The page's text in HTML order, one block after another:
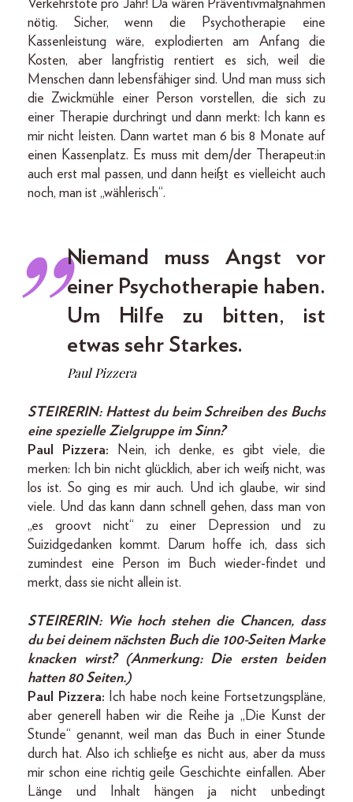
Verkehrstote pro Jahr! Da wären Präventivmaßnahmen
nötig. Sicher, wenn die Psychotherapie eine
Kassenleistung wäre, explodierten am Anfang die
Kosten, aber langfristig rentiert es sich, weil die
Menschen dann lebensfähiger sind. Und man muss sich
die Zwickmühle einer Person vorstellen, die sich zu
einer Therapie durchringt und dann merkt: Ich kann es
mir nicht leisten. Dann wartet man 6 bis 8 Monate auf
einen Kassenplatz. Es muss mit dem/der Therapeut:in
auch erst mal passen, und dann heißt es vielleicht auch
noch, man ist „wählerisch“.
Niemand muss Angst vor
einer Psychotherapie haben.
Um Hilfe zu bitten, ist
etwas sehr Starkes.
Paul Pizzera
STEIRERIN: Hattest du beim Schreiben des Buchs
eine spezielle Zielgruppe im Sinn?
Paul Pizzera:
Nein, ich denke, es gibt viele, die
merken: Ich bin nicht glücklich, aber ich weiß nicht, was
los ist. So ging es mir auch. Und ich glaube, wir sind
viele. Und das kann dann schnell gehen, dass man von
„es groovt nicht“ zu einer Depression und zu
Suizidgedanken kommt. Darum hoffe ich, dass sich
zumindest eine Person im Buch wieder-findet und
merkt, dass sie nicht allein ist.
STEIRERIN:
Wie hoch stehen die Chancen, dass
du bei deinem nächsten Buch die 100-Seiten Marke
knacken wirst? (Anmerkung: Die ersten beiden
hatten 80 Seiten.)
Paul Pizzera:
Ich habe noch keine Fortsetzungspläne,
aber generell haben wir die Reihe ja „Die Kunst der
Stunde“ genannt, weil man das Buch in einer Stunde
durch hat. Also ich schließe es nicht aus, aber da muss
mir schon eine richtig geile Geschichte einfallen. Aber
Länge und Inhalt hängen ja nicht unbedingt